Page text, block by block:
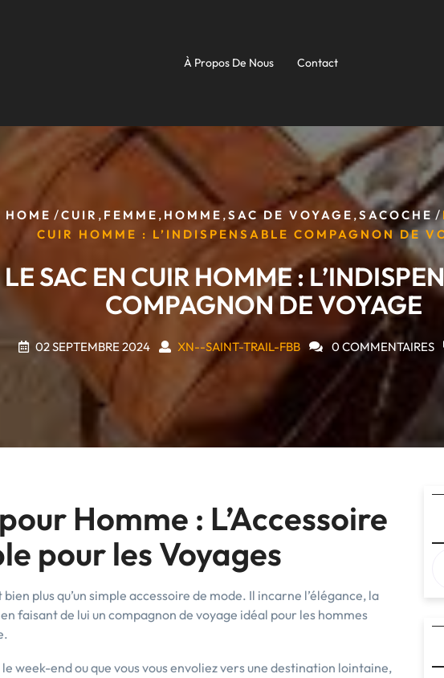
À Propos De Nous Contact
HOME /CUIR , FEMME , HOMME ,SAC DE VOYAGE ,SACOCHE /
CUIR HOMME : L’INDISPENSABLE COMPAGNON DE
LE SAC EN CUIR HOMME :
COMPAGNON DE VOYAGE
02 SEPTEMBRE 2024 XN--SAINT-TRAIL-FBB 0 COMMENTAIRES
Homme : L’Accessoire
pour les Voyages
plus qu’un simple accessoire de mode. Il incarne l’élégance, la
faisant de lui un compagnon de voyage idéal pour les hommes
week-end ou que vous vous envoliez vers une destination lointaine,